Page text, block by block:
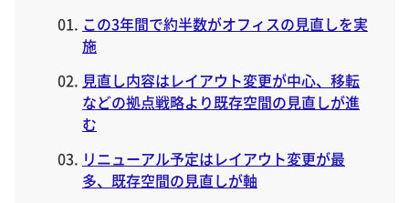
この3年間で約半数がオフィスの見直しを実
施
見直し内容はレイアウト変更が中心、移転
などの拠点戦略より既存空間の見直しが進
む
リニューアル予定はレイアウト変更が最
多、既存空間の見直しが軸